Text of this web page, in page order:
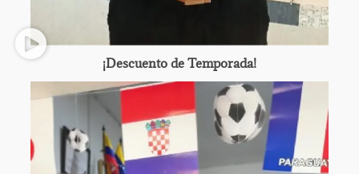
¡Descuento de Temporada!